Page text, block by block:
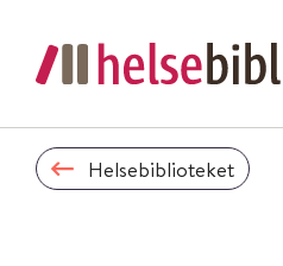
Helsebiblioteket